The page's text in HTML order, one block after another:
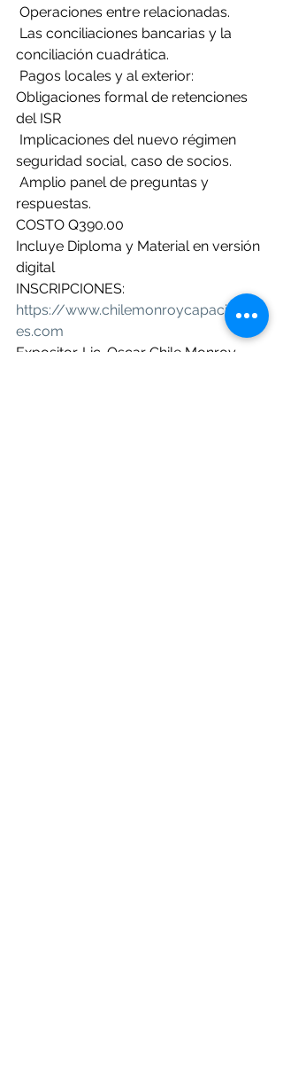
Operaciones entre relacionadas.
Las conciliaciones bancarias y la
conciliación cuadrática.
Pagos locales y al exterior:
Obligaciones formal de retenciones
del ISR
Implicaciones del nuevo régimen
seguridad social, caso de socios.
Amplio panel de preguntas y
respuestas.
COSTO Q390.00
Incluye Diploma y Material en versión
digital
INSCRIPCIONES:
https://www.chilemonroycapacitacion
es.com
Expositor. Lic. Oscar Chile Monroy